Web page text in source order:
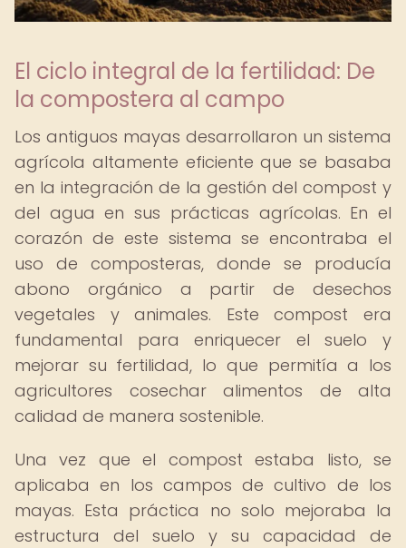
El ciclo integral de la fertilidad: De
la compostera al campo
Los antiguos mayas desarrollaron un sistema
agrícola altamente eficiente que se basaba
en la integración de la gestión del compost y
del agua en sus prácticas agrícolas. En el
corazón de este sistema se encontraba el
uso de composteras, donde se producía
abono orgánico a partir de desechos
vegetales y animales. Este compost era
fundamental para enriquecer el suelo y
mejorar su fertilidad, lo que permitía a los
agricultores cosechar alimentos de alta
calidad de manera sostenible.
Una vez que el compost estaba listo, se
aplicaba en los campos de cultivo de los
mayas. Esta práctica no solo mejoraba la
estructura del suelo y su capacidad de